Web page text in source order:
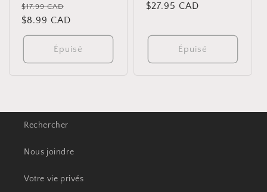
Prix
habituel
$17.99 CAD
promotionnel
$8.99 CAD
Épuisé
Prix
$27.95 CAD
Épuisé
Rechercher
Nous joindre
Votre vie privés